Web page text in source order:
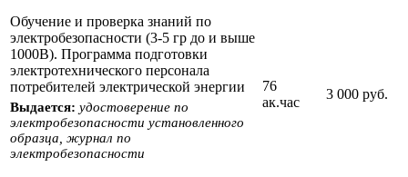
Обучение и проверка знаний по
электробезопасности (3-5 гр до и выше
1000В). Программа подготовки
электротехнического персонала
потребителей электрической энергии
Выдается: удостоверение по
электробезопасности установленного
образца, журнал по
электробезопасности
76
ак.час
3 000 руб.